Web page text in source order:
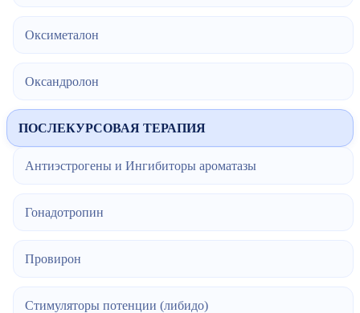
Оксиметалон
Оксандролон
ПОСЛЕКУРСОВАЯ ТЕРАПИЯ
Антиэстрогены и Ингибиторы ароматазы
Гонадотропин
Провирон
Стимуляторы потенции (либидо)